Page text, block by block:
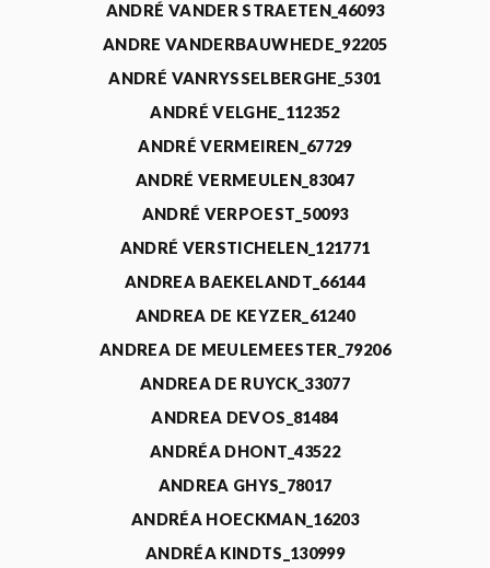
ANDRÉ VANDER STRAETEN_46093
ANDRE VANDERBAUWHEDE_92205
ANDRÉ VANRYSSELBERGHE_5301
ANDRÉ VELGHE_112352
ANDRÉ VERMEIREN_67729
ANDRÉ VERMEULEN_83047
ANDRÉ VERPOEST_50093
ANDRÉ VERSTICHELEN_121771
ANDREA BAEKELANDT_66144
ANDREA DE KEYZER_61240
ANDREA DE MEULEMEESTER_79206
ANDREA DE RUYCK_33077
ANDREA DEVOS_81484
ANDRÉA DHONT_43522
ANDREA GHYS_78017
ANDRÉA HOECKMAN_16203
ANDRÉA KINDTS_130999